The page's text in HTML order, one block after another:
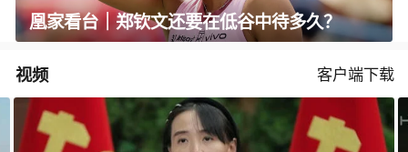
凰家看台｜郑钦文还要在低谷中待多久？
视频 客户端下载